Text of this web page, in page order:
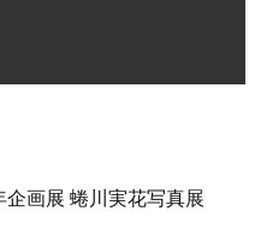
画展 蜷川実花写真展